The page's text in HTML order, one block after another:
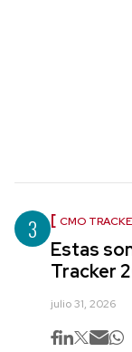
3 CMO
Estas
Tracker
julio 31, 2026